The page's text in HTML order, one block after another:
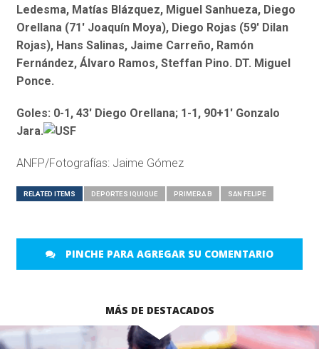
Ledesma, Matías Blázquez, Miguel Sanhueza, Diego
Orellana (71′ Joaquín Moya), Diego Rojas (59′ Dilan
Rojas), Hans Salinas, Jaime Carreño, Ramón
Fernández, Álvaro Ramos, Steffan Pino. DT. Miguel
Ponce.
Goles: 0-1, 43′ Diego Orellana; 1-1, 90+1′ Gonzalo
Jara.
ANFP/Fotografías: Jaime Gómez
RELATED ITEMS DEPORTES IQUIQUE PRIMERA B SAN FELIPE
PINCHE PARA AGREGAR SU COMENTARIO
MÁS DE DESTACADOS